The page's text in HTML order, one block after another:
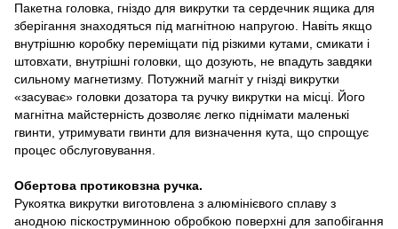
Пакетна головка, гніздо для викрутки та сердечник ящика для
зберігання знаходяться під магнітною напругою. Навіть якщо
внутрішню коробку переміщати під різкими кутами, смикати і
штовхати, внутрішні головки, що дозують, не впадуть завдяки
сильному магнетизму. Потужний магніт у гнізді викрутки
«засуває» головки дозатора та ручку викрутки на місці. Його
магнітна майстерність дозволяє легко піднімати маленькі
гвинти, утримувати гвинти для визначення кута, що спрощує
процес обслуговування.
Обертова протиковзна ручка.
Рукоятка викрутки виготовлена з алюмінієвого сплаву з
анодною піскоструминною обробкою поверхні для запобігання